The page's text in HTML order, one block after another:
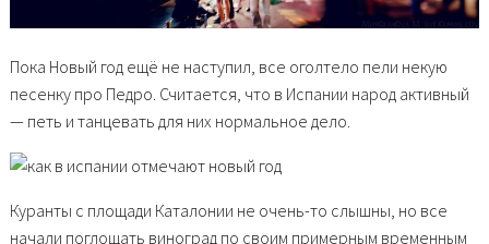
Пока Новый год ещё не наступил, все оголтело пели некую
песенку про Педро. Считается, что в Испании народ активный
— петь и танцевать для них нормальное дело.
Куранты с площади Каталонии не очень-то слышны, но все
начали поглощать виноград по своим примерным временным